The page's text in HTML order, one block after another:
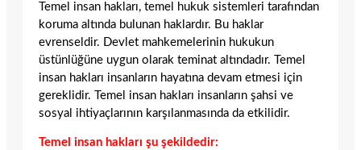
Temel insan hakları, temel hukuk sistemleri tarafından
koruma altında bulunan haklardır. Bu haklar
evrenseldir. Devlet mahkemelerinin hukukun
üstünlüğüne uygun olarak teminat altındadır. Temel
insan hakları insanların hayatına devam etmesi için
gereklidir. Temel insan hakları insanların şahsi ve
sosyal ihtiyaçlarının karşılanmasında da etkilidir.
Temel insan hakları şu şekildedir: